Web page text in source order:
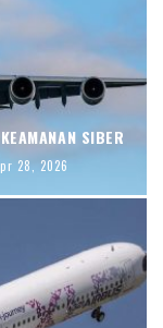
SIBER
28, 2026